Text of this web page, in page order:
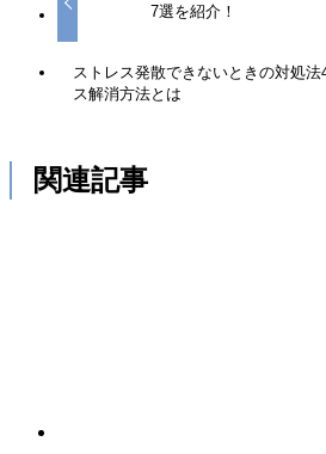
7選を紹介！
ストレス発散できないときの対処
ス解消方法とは
関連記事